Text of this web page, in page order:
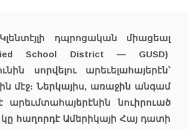
դպրոցական միացեալ
School District — GUSD)
սորվելու արեւելահայերէն՝
մէջ։ Ներկայիս, առաջին անգամ
արեւմտահայերէնին նուիրուած
հաղորդէ Ամերիկայի Հայ դատի